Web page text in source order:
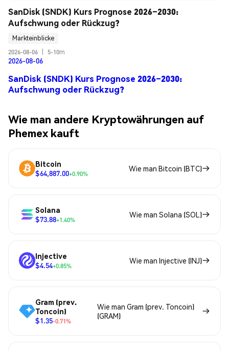
SanDisk (SNDK) Kurs Prognose 2026–2030:
Aufschwung oder Rückzug?
Markteinblicke
2026-08-06
5-10m
2026-08-06
SanDisk (SNDK) Kurs Prognose 2026–2030:
Aufschwung oder Rückzug?
Wie man andere Kryptowährungen auf
Phemex kauft
Bitcoin
$64,887.00+0.90%
Wie man Bitcoin (BTC)
Solana
$73.88+1.40%
Wie man Solana (SOL)
Injective
$4.54+0.85%
Wie man Injective (INJ)
Gram (prev.
Toncoin)
$1.35-0.71%
Wie man Gram (prev. Toncoin)
(GRAM)